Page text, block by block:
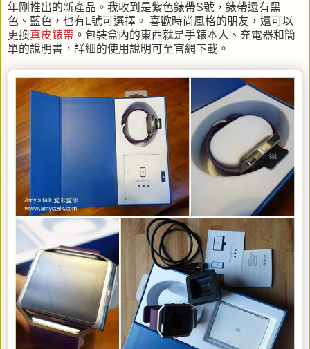
年剛推出的新產品。我收到是紫色錶帶S號，錶帶還有黑
色、藍色，也有L號可選擇。 喜歡時尚風格的朋友，還可以
更換真皮錶帶 。包裝盒內的東西就是手錶本人、充電器和簡
單的說明書，詳細的使用說明可至官網下載。